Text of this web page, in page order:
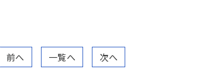
前へ 一覧へ 次へ